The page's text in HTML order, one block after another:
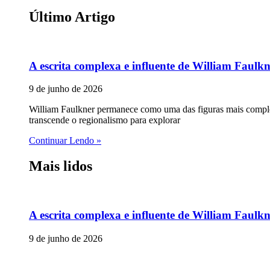
Último Artigo
A escrita complexa e influente de William
9 de junho de 2026
William Faulkner permanece como uma das figuras mais
transcende o regionalismo para explorar
Continuar Lendo »
Mais lidos
A escrita complexa e influente de William
9 de junho de 2026